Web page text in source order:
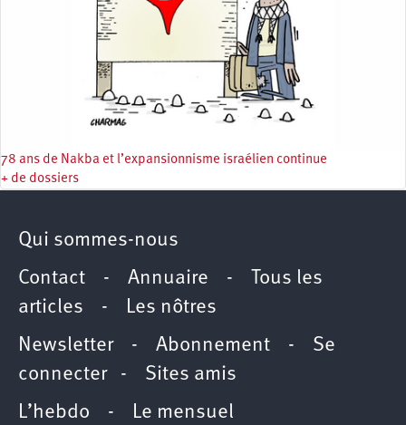
78 ans de Nakba et l’expansionnisme israélien continue
+ de dossiers
Qui sommes-nous
Contact - Annuaire -
Tous les
articles - Les nôtres
Newsletter- Abonnement - Se
connecter- Sites amis
L’hebdo - Le mensuel